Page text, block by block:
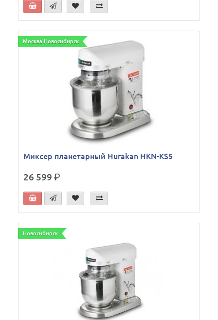
Москва Новосибирск
Миксер планетарный Hurakan HKN-KS5
26 599р.
Новосибирск